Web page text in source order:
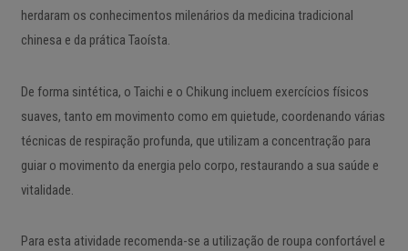
herdaram os conhecimentos milenários da medicina tradicional
chinesa e da prática Taoísta.
De forma sintética, o Taichi e o Chikung incluem exercícios físicos
suaves, tanto em movimento como em quietude, coordenando várias
técnicas de respiração profunda, que utilizam a concentração para
guiar o movimento da energia pelo corpo, restaurando a sua saúde e
vitalidade.
Para esta atividade recomenda-se a utilização de roupa confortável e